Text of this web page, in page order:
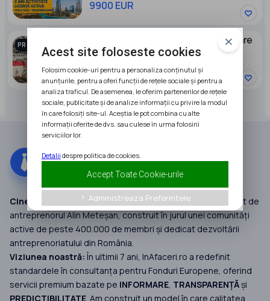
9900 EUR
PROMOVAT
Ocazie Ferma zootehnica de ingrasare
porci NOUA Full dotata
2600000 RON
Cine suntem:
InAfaceri.ro este un grup de companii fondat de
antreprenorul Alin Meteșan, construit în jurul unei comunități
active de peste 400.000 de membri și dedicat dezvoltării
antreprenoriatului din România.
Viziunea noastră:În ultimii 7 ani, InAfaceri.ro a redefinit
standardele în consultanța pentru Fonduri Europene, oferind
servicii premium bazate pe INFORMARE, TRANSPARENȚĂși
PREDICTIBILITATE. Am construit un model în care calitatea,
Acest site foloseste cookies
Folosim cookie-uri pentru a personaliza conținutul și
anunțurile, pentru a oferi funcții de rețele sociale și pentru a
analiza traficul. De asemenea, le oferim partenerilor de rețele
sociale, publicitate și de analize informații cu privire la modul
în care folosiți site-ul. Aceștia le pot combina cu alte
informații oferite de dvs. sau culese în urma folosirii
serviciilor lor.
Detalii despre politica de cookies.
Accept Toate Cookie-urile
keyboard_arrow_right Administreaza Preferintele